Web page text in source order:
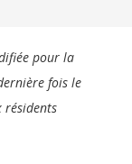
pour la
fois le
résidents